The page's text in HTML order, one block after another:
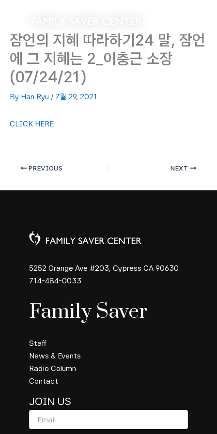
content
잠언의 지혜 따라하기24 말, 잠언
에 그 지혜는 2_이충근 소장
(07/24/21)
By Han Ryu / 7월 29, 2021
CLICK HERE
PREVIOUS NEXT
5252 Orange Ave #203, Cypress CA 90630
714-484-0033
Family Saver
Staff
News & Events
Radio Column
Contact
JOIN US